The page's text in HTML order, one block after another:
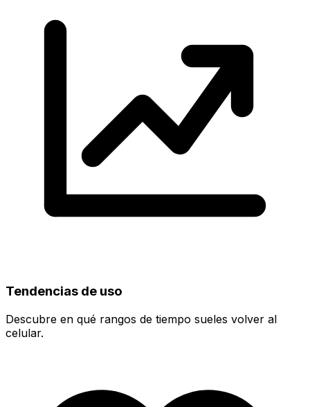
Tendencias de uso
Descubre en qué rangos de tiempo sueles volver al
celular.